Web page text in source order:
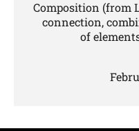
Composition (from
connection,
of